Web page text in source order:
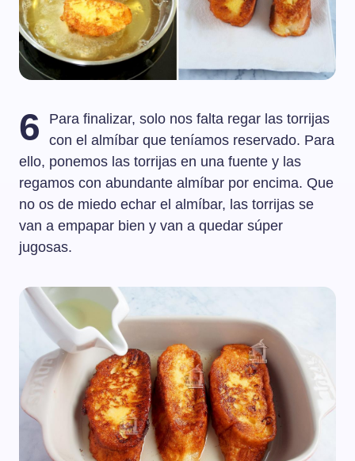
6
Para finalizar, solo nos falta regar las torrijas
con el almíbar que teníamos reservado. Para
ello, ponemos las torrijas en una fuente y las
regamos con abundante almíbar por encima. Que
no os de miedo echar el almíbar, las torrijas se
van a empapar bien y van a quedar súper
jugosas.